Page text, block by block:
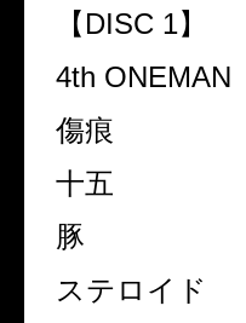
【 DISC 1】
4th ONEMAN
傷痕
十五
豚
ステロイド